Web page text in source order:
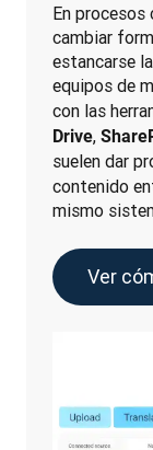
En procesos
cambiar
estancarse
equipos de
con las
Drive,
suelen dar
contenido
mismo
Ver